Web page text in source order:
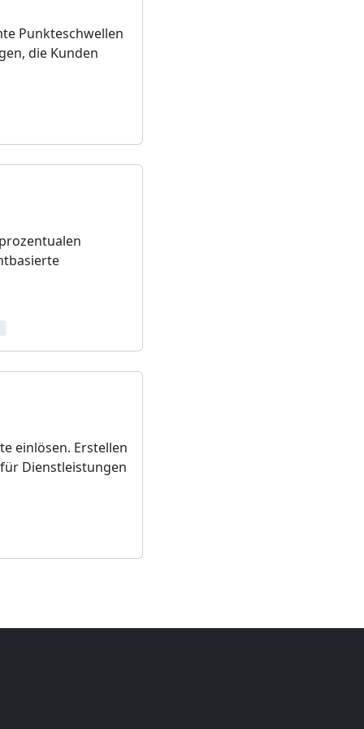
Punkteschwellen
die Kunden
einlösen. Erstellen
Dienstleistungen